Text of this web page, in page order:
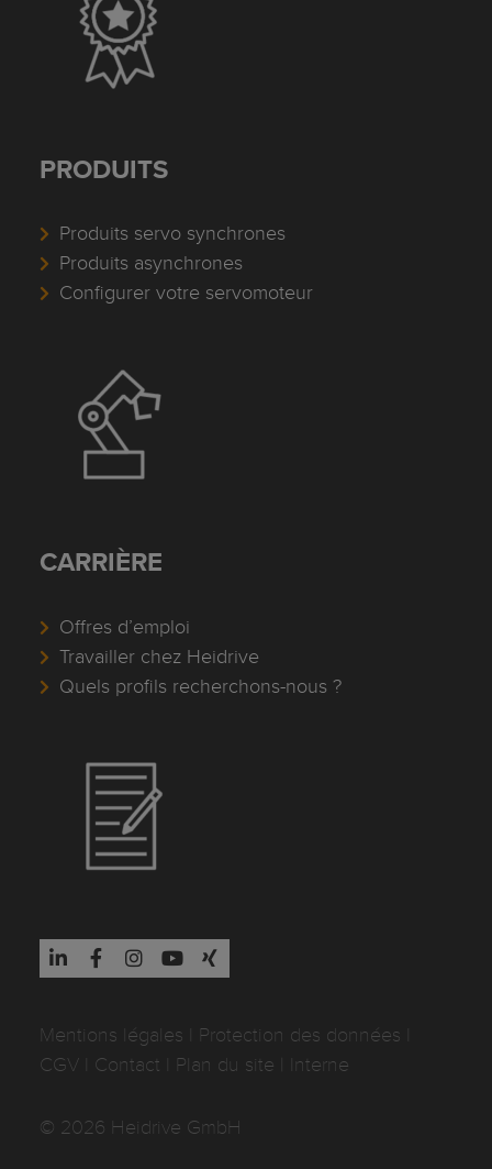
PRODUITS
Produits servo synchrones
Produits asynchrones
Configurer votre servomoteur
CARRIÈRE
Offres d’emploi
Travailler chez Heidrive
Quels profils recherchons-nous ?
Mentions légales Protection des données
CGV
Contact Plan du site Interne
© 2026 Heidrive GmbH